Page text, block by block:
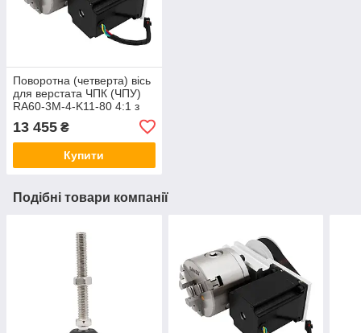
Поворотна (четверта) вісь
для верстата ЧПК (ЧПУ)
RA60-3M-4-K11-80 4:1 з
трикулачковим патроном
на ремінному редукторі
13 455 ₴
Купити
Подібні товари компанії